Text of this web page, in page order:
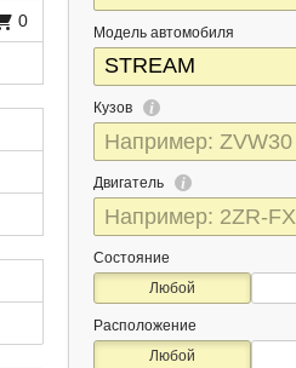
Модель автомобиля
Кузов
Двигатель
Состояние
Любой
Расположение
Любой
0